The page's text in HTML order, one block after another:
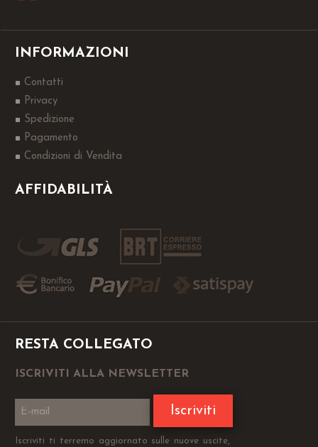
INFORMAZIONI
Contatti
Privacy
Spedizione
Pagamento
Condizioni di Vendita
AFFIDABILITÀ
RESTA COLLEGATO
ISCRIVITI ALLA NEWSLETTER
Iscriviti
Iscriviti ti terremo aggiornato sulle nuove uscite,